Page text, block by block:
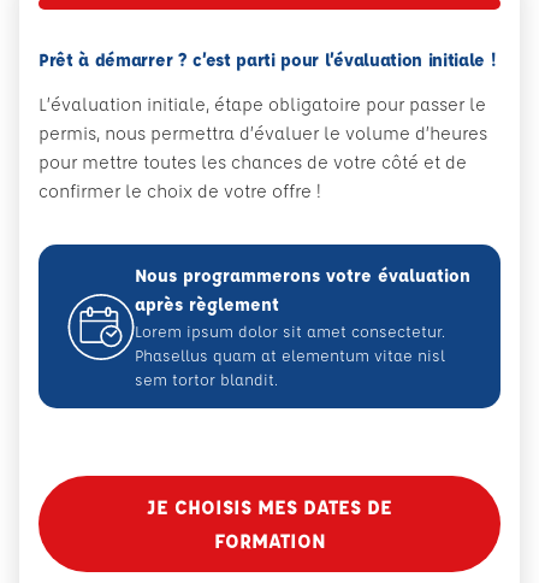
Prêt à démarrer ? c’est parti pour l’évaluation initiale !
L’évaluation initiale, étape obligatoire pour passer le
permis, nous permettra d’évaluer le volume d’heures
pour mettre toutes les chances de votre côté et de
confirmer le choix de votre offre !
Nous programmerons votre évaluation
après règlement
Lorem ipsum dolor sit amet consectetur.
Phasellus quam at elementum vitae nisl
sem tortor blandit.
JE CHOISIS MES DATES DE
FORMATION